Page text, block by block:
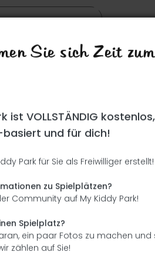
encore été visité ! À toi de jouer
qui découvre ce parc en premier
hinzu Ich füge die
Sie sich Zeit zum
ist VOLLSTÄNDIG kostenlos,
und für dich!
Park für Sie als Freiwilliger erstellt!
zu Spielplätzen?
Community auf My Kiddy Park!
Spielplatz?
ein paar Fotos zu machen und
zählen auf Sie!